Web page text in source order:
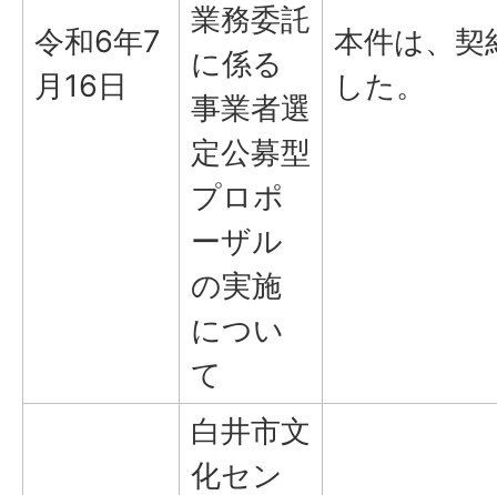
令和6年7
月16日
業務委託
に係る
事業者選
定公募型
プロポ
ーザル
の実施
につい
て
本件は、契
した。
白井市文
化セン